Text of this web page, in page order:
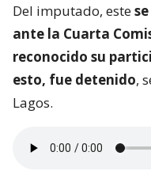
Del imputado, este
ante la Cuarta
reconocido su
esto, fue detenido,
Lagos.